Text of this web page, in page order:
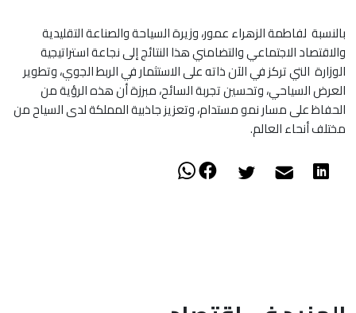
بالنسبة لفاطمة الزهراء عمور، وزيرة السياحة والصناعة التقليدية
والاقتصاد الاجتماعي والتضامني هذا النتائج إلى نجاعة استراتيجية
الوزارة التي تركز في الآن ذاته على الاستثمار في الربط الجوي، وتطوير
العرض السياحي، وتحسين تجربة السائح، مبرزة أن هذه الرؤية من
الحفاظ على مسار نمو مستدام، وتعزيز جاذبية المملكة لدى السياح من
مختلف أنحاء العالم.